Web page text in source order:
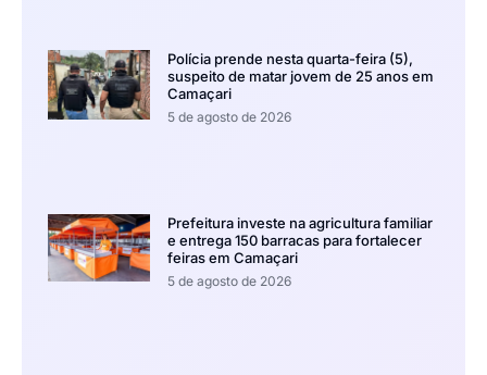
Polícia prende nesta quarta-feira (5),
suspeito de matar jovem de 25 anos em
Camaçari
5 de agosto de 2026
Prefeitura investe na agricultura familiar
e entrega 150 barracas para fortalecer
feiras em Camaçari
5 de agosto de 2026